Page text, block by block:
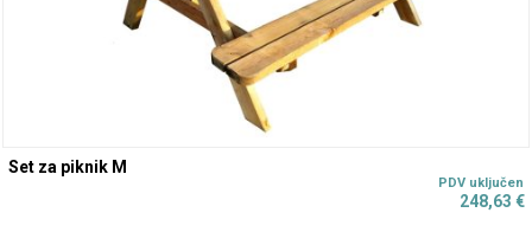
Set za piknik M
248,63 €